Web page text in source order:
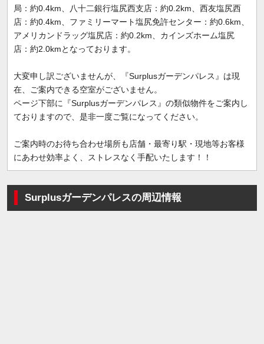
局：約0.4km、八十二銀行塩尻西支店：約0.2km、西友塩尻西
店：約0.4km、ファミリーマート塩尻免許センター：約0.6km、
アメリカンドラッグ塩尻店：約0.2km、カインズホーム塩尻
店：約2.0kmとなっております。
大変申し訳ございませんが、『Surplusガーデンパレス』は現
在、ご案内できる空室がございません。
ページ下部に『Surplusガーデンパレス』の類似物件をご案内し
ておりますので、是非一度ご覧になってください。
ご案内時のお待ち合わせ場所も店舗・最寄り駅・現地等お客様
にあわせ効率よく、ストレスなく手配いたします！！
Surplusガーデンパレスの周辺情報